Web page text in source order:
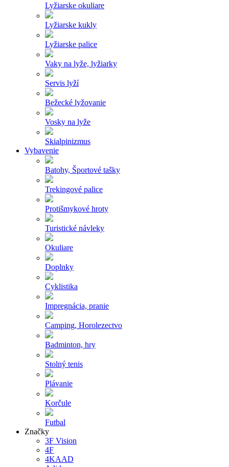
Lyžiarske okuliare
Lyžiarske kukly
Lyžiarske palice
Vaky na lyže, lyžiarky
Servis lyží
Bežecké lyžovanie
Vosky na lyže
Skialpinizmus
Vybavenie
Batohy, Športové tašky
Trekingové palice
Protišmykové hroty
Turistické návleky
Okuliare
Doplnky
Cyklistika
Impregnácia, pranie
Camping, Horolezectvo
Badminton, hry
Stolný tenis
Plávanie
Korčule
Futbal
Značky
3F Vision
4F
4KAAD